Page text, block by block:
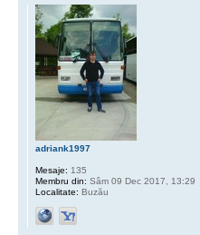
adriank1997
Mesaje: 135
Membru din: Sâm 09 Dec 2017, 13:29
Localitate: Buzău